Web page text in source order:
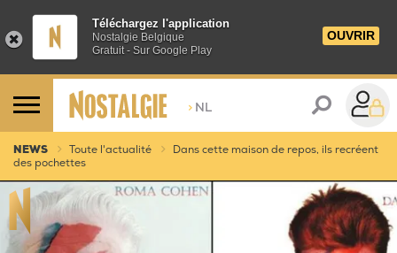
Téléchargez l'application
Nostalgie Belgique
Gratuit - Sur Google Play
OUVRIR
> NL
NEWS Toute l'actualité
Dans cette maison de repos, ils recréent
des pochettes